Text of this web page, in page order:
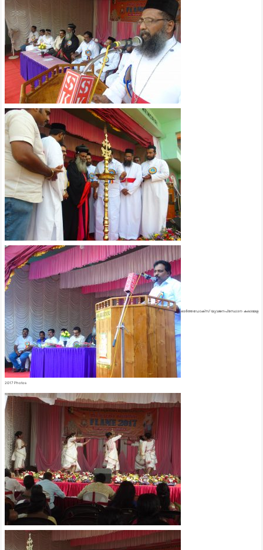
ഓർത്തഡോക്സ് യുവജനപ്രസ്ഥാന കലാമേള
2017 Photos